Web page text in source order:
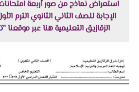
استعراض نماذج من صور أربعة
الزقازيق التعليمية هنا عبر موقعنا "